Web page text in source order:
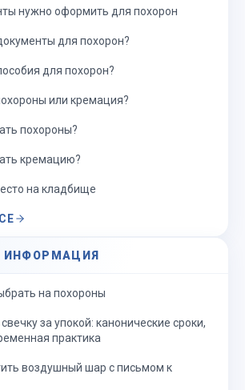
нужно оформить для похорон
для похорон?
для похорон?
или кремация?
похороны?
кремацию?
на кладбище
ИНФОРМАЦИЯ
на похороны
за упокой: канонические сроки,
практика
воздушный шар с письмом к